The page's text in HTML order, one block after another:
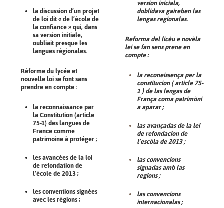
la discussion d’un projet
de loi dit « de l’école de
la confiance » qui, dans
sa version initiale,
oubliait presque les
langues régionales.
Réforme du lycée et
nouvelle loi se font sans
prendre en compte :
la reconnaissance par
la Constitution (article
75-1) des langues de
France comme
patrimoine à protéger ;
les avancées de la loi
de refondation de
l’école de 2013 ;
les conventions signées
avec les régions ;
version iniciala,
doblidava gaireben las
lengas regionalas.
Reforma del licèu e novèla
lei se fan sens prene en
compte :
la reconeissença per la
constitucion ( article 75-
1 ) de las lengas de
França coma patrimòni
a aparar ;
las avançadas de la lei
de refondacion de
l’escòla de 2013 ;
las convencions
signadas amb las
regions ;
las convencions
internacionalas ;